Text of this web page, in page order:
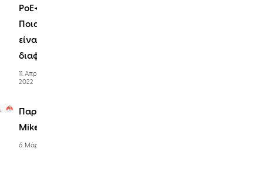
PoE++:
Ποια
είναι η
διαφορά;
11. Απρίλιος
2022
Παρουσιάζουμε:
Mike Erato
6. Μάρτιος 2024